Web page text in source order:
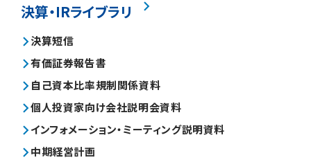
決算・IRライブラリ
決算短信
有価証券報告書
自己資本比率規制関係資料
個人投資家向け会社説明会資料
インフォメーション・ミーティング説明資料
中期経営計画